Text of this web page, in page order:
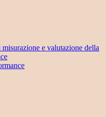
misurazione e valutazione della